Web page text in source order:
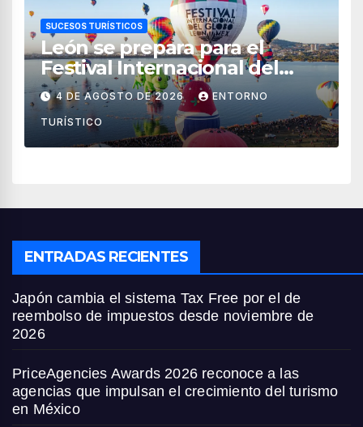
SUCESOS TURÍSTICOS
León se prepara para el
Festival Internacional del
Globo 2026 con pilotos de 25
países
4 DE AGOSTO DE 2026 ENTORNO
TURÍSTICO
ENTRADAS RECIENTES
Japón cambia el sistema Tax Free por el de
reembolso de impuestos desde noviembre de
2026
PriceAgencies Awards 2026 reconoce a las
agencias que impulsan el crecimiento del turismo
en México